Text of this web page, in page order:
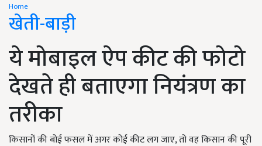
Home
खेती-बाड़ी
ये मोबाइल ऐप कीट की फोटो
देखते ही बताएगा नियंत्रण का
तरीका
किसानों की बोई फसल में अगर कोई कीट लग जाए, तो वह किसान की पूरी